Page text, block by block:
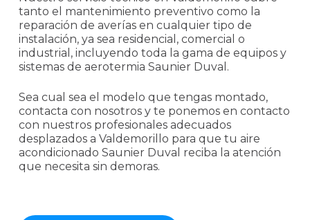
tanto el mantenimiento preventivo como la
reparación de averías en cualquier tipo de
instalación, ya sea residencial, comercial o
industrial, incluyendo toda la gama de equipos y
sistemas de aerotermia Saunier Duval.
Sea cual sea el modelo que tengas montado,
contacta con nosotros y te ponemos en contacto
con nuestros profesionales adecuados
desplazados a Valdemorillo para que tu aire
acondicionado Saunier Duval reciba la atención
que necesita sin demoras.